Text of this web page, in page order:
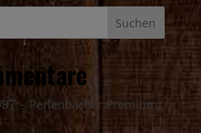
– Perlenbacher Premium